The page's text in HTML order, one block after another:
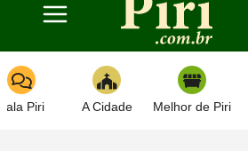
Toggle navigation
Piri A Cidade Melhor de Piri